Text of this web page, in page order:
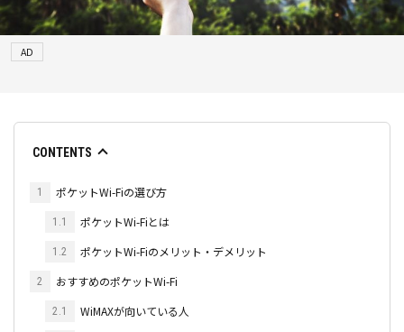
AD
CONTENTS
1 ポケットWi-Fiの選び方
1.1 ポケットWi-Fiとは
1.2 ポケットWi-Fiのメリット・デメリット
2 おすすめのポケットWi-Fi
2.1 WiMAXが向いている人